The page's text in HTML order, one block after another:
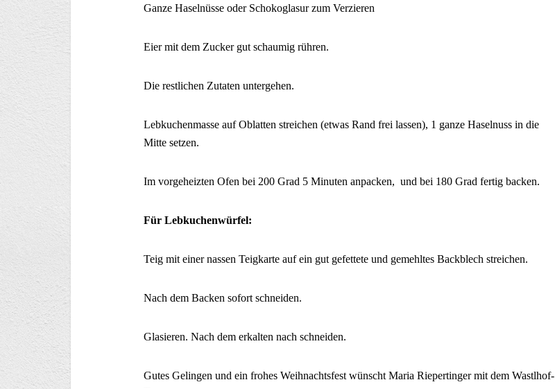
Ganze Haselnüsse oder Schokoglasur zum Verzieren
Eier mit dem Zucker gut schaumig rühren.
Die restlichen Zutaten untergehen.
Lebkuchenmasse auf Oblatten streichen (etwas Rand frei lassen), 1 ganze Haselnuss in die
Mitte setzen.
Im vorgeheizten Ofen bei 200 Grad 5 Minuten anpacken, und bei 180 Grad fertig backen.
Für Lebkuchenwürfel:
Teig mit einer nassen Teigkarte auf ein gut gefettete und gemehltes Backblech streichen.
Nach dem Backen sofort schneiden.
Glasieren. Nach dem erkalten nach schneiden.
Gutes Gelingen und ein frohes Weihnachtsfest wünscht Maria Riepertinger mit dem Wastlhof-